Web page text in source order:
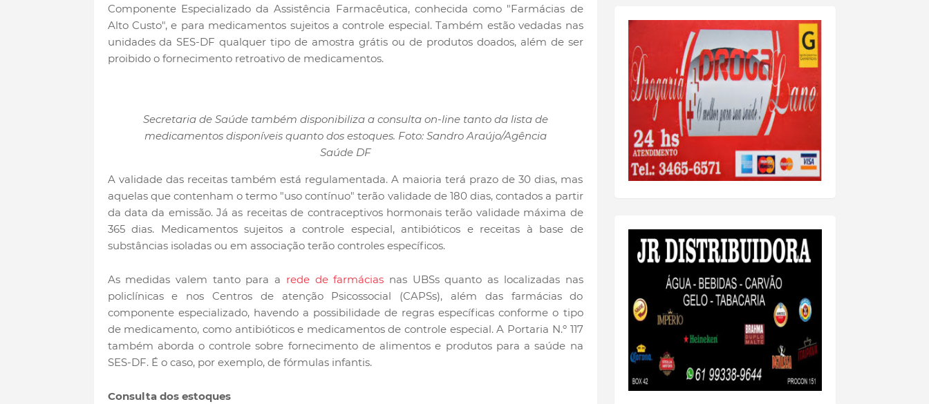
Componente Especializado da Assistência Farmacêutica, conhecida como "Farmácias de
Alto Custo", e para medicamentos sujeitos a controle especial. Também estão vedadas nas
unidades da SES-DF qualquer tipo de amostra grátis ou de produtos doados, além de ser
proibido o fornecimento retroativo de medicamentos.
Secretaria de Saúde também disponibiliza a consulta on-line tanto da lista de
medicamentos disponíveis quanto dos estoques. Foto: Sandro Araújo/Agência
Saúde DF
A validade das receitas também está regulamentada. A maioria terá prazo de 30 dias, mas
aquelas que contenham o termo "uso contínuo" terão validade de 180 dias, contados a partir
da data da emissão. Já as receitas de contraceptivos hormonais terão validade máxima de
365 dias. Medicamentos sujeitos a controle especial, antibióticos e receitas à base de
substâncias isoladas ou em associação terão controles específicos.
As medidas valem tanto para a rede de farmácias nas UBSs quanto as localizadas nas
policlínicas e nos Centros de atenção Psicossocial (CAPSs), além das farmácias do
componente especializado, havendo a possibilidade de regras específicas conforme o tipo
de medicamento, como antibióticos e medicamentos de controle especial. A Portaria N.º 117
também aborda o controle sobre fornecimento de alimentos e produtos para a saúde na
SES-DF. É o caso, por exemplo, de fórmulas infantis.
Consulta dos estoques